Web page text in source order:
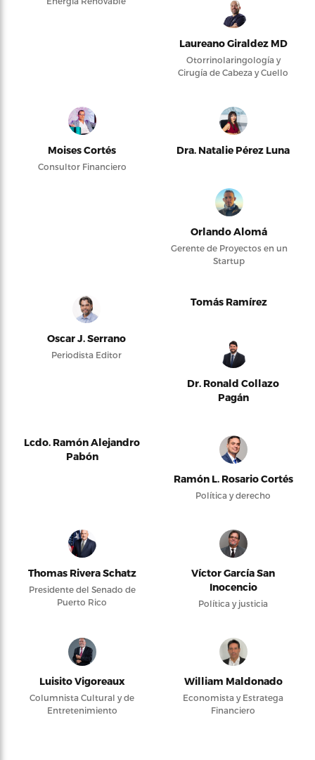
Laureano Giraldez MD
Otorrinolaringología y
Cirugía de Cabeza y Cuello
Moises Cortés
Consultor Financiero
Dra. Natalie Pérez Luna
Orlando Alomá
Gerente de Proyectos en un
Startup
Oscar J. Serrano
Periodista Editor
Tomás Ramírez
Dr. Ronald Collazo
Pagán
Lcdo. Ramón Alejandro
Pabón
Ramón L. Rosario Cortés
Política y derecho
Thomas Rivera Schatz
Presidente del Senado de
Puerto Rico
Víctor García San
Inocencio
Política y justicia
Luisito Vigoreaux
Columnista Cultural y de
Entretenimiento
William Maldonado
Economista y Estratega
Financiero